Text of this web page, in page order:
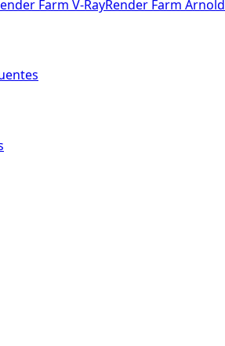
Farm V-RayRender Farm Arnold